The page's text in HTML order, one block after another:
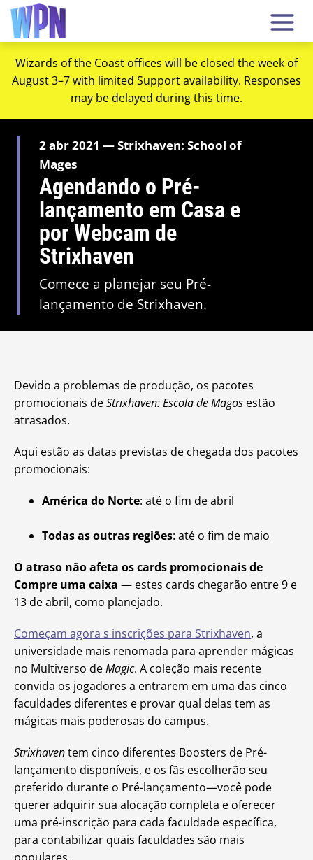
Wizards of the Coast offices will be closed the week of
August 3–7 with limited Support availability. Responses
may be delayed during this time.
2 abr 2021 — Strixhaven: School of
Mages
Agendando o Pré-
lançamento em Casa e
por Webcam de
Strixhaven
Comece a planejar seu Pré-
lançamento de Strixhaven.
Devido a problemas de produção, os pacotes
promocionais deStrixhaven: Escola de Magos estão
atrasados.
Aqui estão as datas previstas de chegada dos pacotes
promocionais:
América do Norte: até o fim de abril
Todas as outras regiões: até o fim de maio
O atraso não afeta os cards promocionais de
Compre uma caixa — estes cards chegarão entre 9 e
13 de abril, como planejado.
Começam agora s inscrições para Strixhaven, a
universidade mais renomada para aprender mágicas
no Multiverso deMagic. A coleção mais recente
convida os jogadores a entrarem em uma das cinco
faculdades diferentes e provar qual delas tem as
mágicas mais poderosas do campus.
Strixhaventem cinco diferentes Boosters de Pré-
lançamento disponíveis, e os fãs escolherão seu
preferido durante o Pré-lançamento—você pode
querer adquirir sua alocação completa e oferecer
uma pré-inscrição para cada faculdade específica,
para contabilizar quais faculdades são mais